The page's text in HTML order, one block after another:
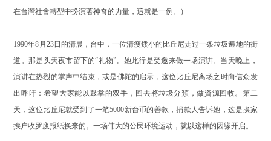
在台灣社會轉型中扮演著神奇的力量，這就是一例。）
1990年8月23日的清晨，台中，一位清瘦矮小的比丘尼走过一条垃圾遍地的街
道。那是头天夜市留下的“礼物”。她此行是受邀来做一场演讲。当天晚上，
演讲在热烈的掌声中结束，或是佛陀的启示，这位比丘尼离场之时向信众发
出呼吁：希望大家能以⿎掌的双⼿，回去將垃圾分類，做資源回收。第二
天，这位比丘尼就受到了一笔5000新台币的善款，捐款人告诉她，这是挨家
挨户收罗废报纸换来的。一场伟大的公民环境运动，就以这样的因缘开启。